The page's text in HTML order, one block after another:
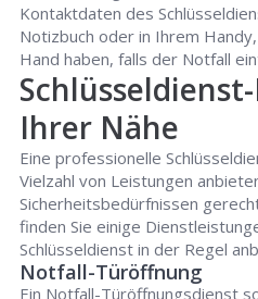
Kontaktdaten des
Notizbuch oder in Ihrem
Hand haben, falls der Notfall
Ihrer Nähe
Eine professionelle
Vielzahl von Leistungen
Sicherheitsbedürfnissen
finden Sie einige
Schlüsseldienst in der Regel
Notfall-Türöffnung
Ein Notfall-Türöffnungsdienst